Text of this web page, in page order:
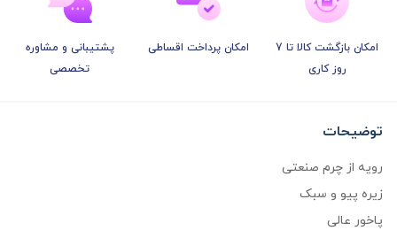
امکان بازگشت کالا تا 7
روز کاری
امکان پرداخت اقساطی
پشتیبانی و مشاوره
تخصصی
توضیحات
رویه از چرم صنعتی
زیره پیو و سبک
پاخور عالی